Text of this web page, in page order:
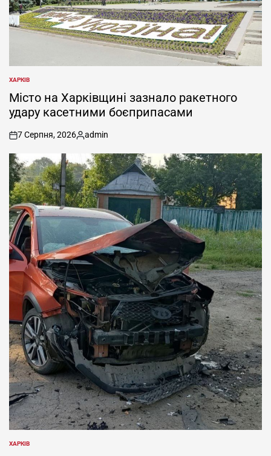
ОПУБЛІКУВАТИ
У
ХАРКІВ
Місто на Харківщині зазнало ракетного
удару касетними боєприпасами
on
7 Серпня, 2026
Опубліковано
admin
ОПУБЛІКУВАТИ
ХАРКІВ